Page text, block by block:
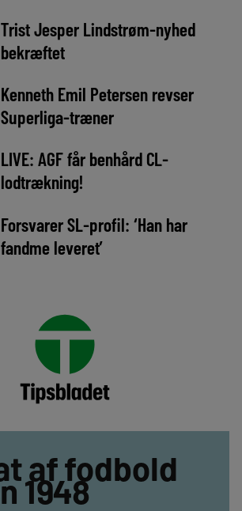
Trist Jesper Lindstrøm-nyhed
bekræftet
Kenneth Emil Petersen revser
Superliga-træner
// LIVE //
LIVE: AGF får benhård CL-
lodtrækning!
Forsvarer SL-profil: ‘Han har
fandme leveret’
af fodbold
1948